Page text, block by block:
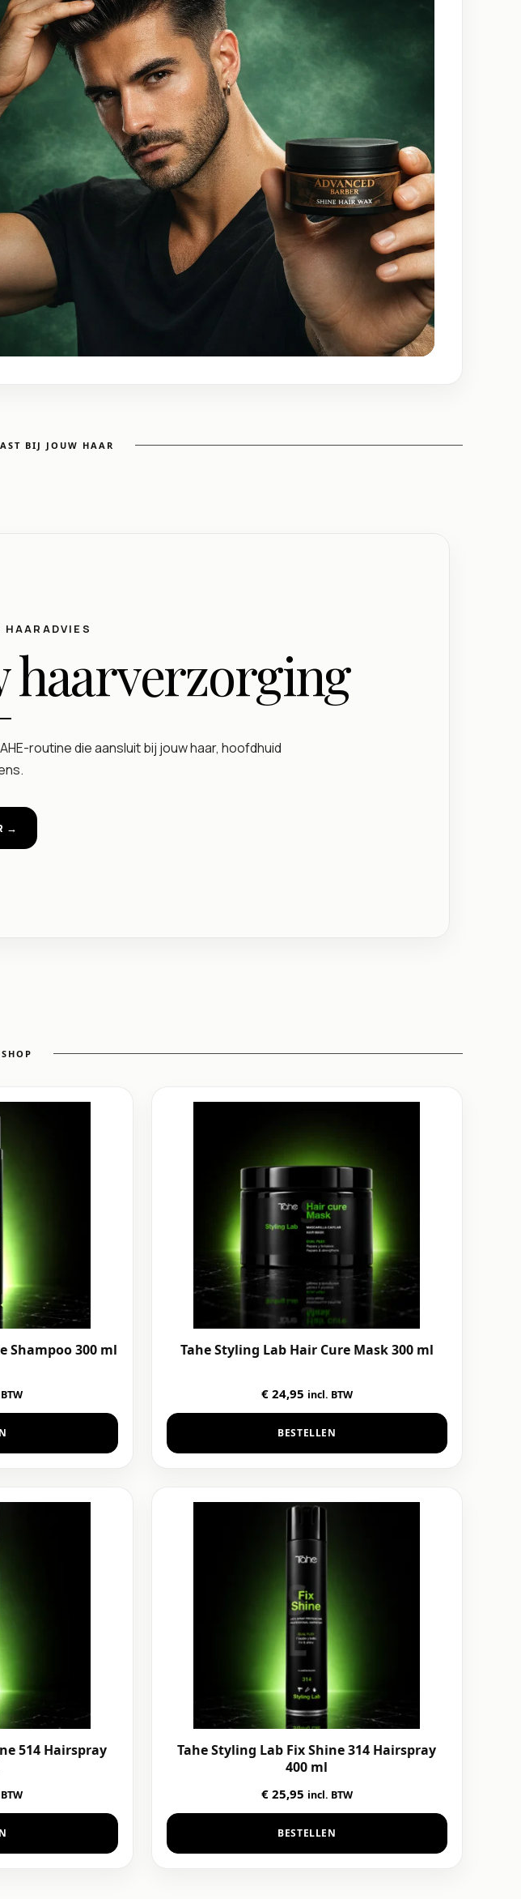
BIJ JOUW HAAR
haarverzorging
routine die aansluit bij jouw haar, hoofdhuid
→
Shampoo 300 ml Tahe Styling Lab Hair Cure Mask 300 ml
€24,95 incl. BTW
BESTELLEN
514 Hairspray
Tahe Styling Lab Fix Shine 314 Hairspray
400 ml
€25,95 incl. BTW
BESTELLEN